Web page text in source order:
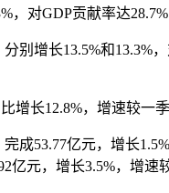
对GDP贡献率达28.7%
增长13.5%和13.3%，
长12.8%，增速较一季
53.77亿元，增长
元，增长3.5%，增速